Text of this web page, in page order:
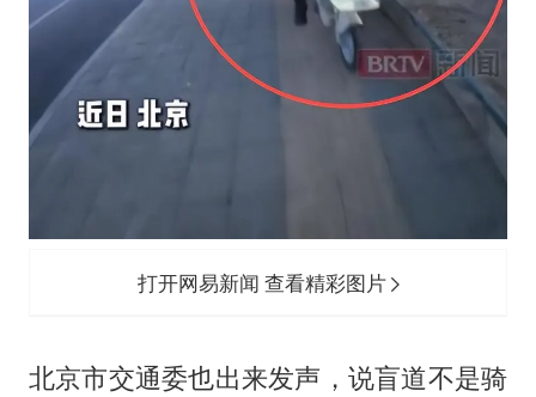
打开网易新闻 查看精彩图片
北京市交通委也出来发声，说盲道不是骑